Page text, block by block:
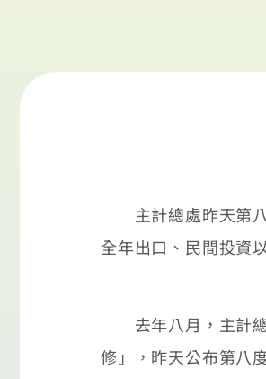
主計總處昨天第八
全年出口、民間投資
去年八月，主計總
修」，昨天公布第八